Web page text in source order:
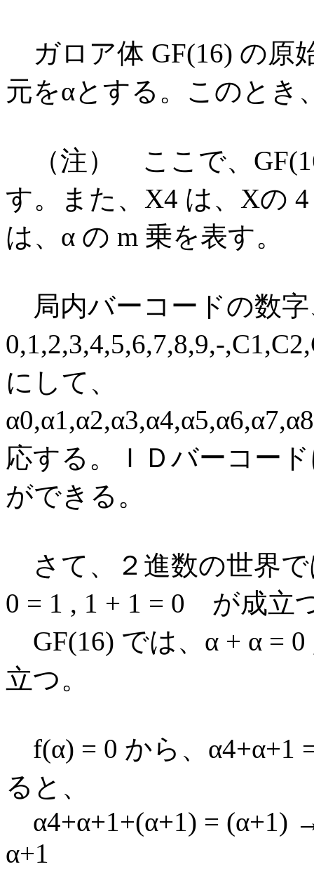
ガロア体 GF(16) の原
元をαとする。このとき
（注） ここで、
す。また、X4 は、Xの
は、α の m 乗を表す。
局内バーコードの数字
0,1,2,3,4,5,6,7,8,9,-
にして、
応する。ＩＤバーコー
ができる。
さて、２進数の世界で
0 = 1 , 1 + 1 = 0 が成立
GF(16) では、α + α = 0
立つ。
f(α) = 0 から、α4+α+1
ると、
α4+α+1+(α+1) = (α+1)
α+1